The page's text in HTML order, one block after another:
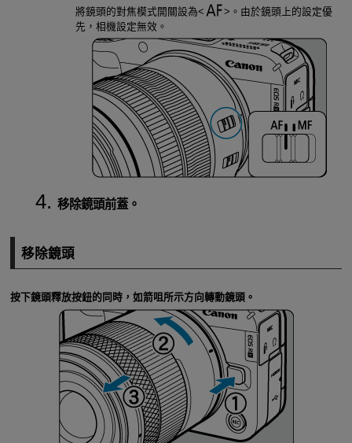
將鏡頭的對焦模式開關設為
。由於鏡頭上的設定優
先，相機設定無效。
移除鏡頭前蓋。
移除鏡頭
按下鏡頭釋放按鈕的同時，如箭咀所示方向轉動鏡頭。